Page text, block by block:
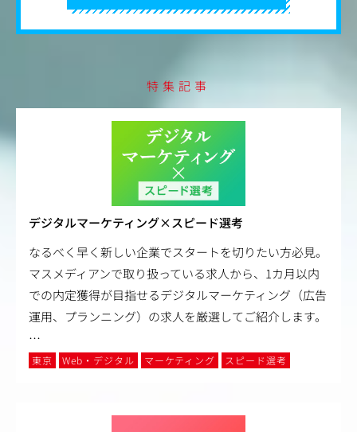
特集記事
デジタルマーケティング×スピード選考
なるべく早く新しい企業でスタートを切りたい方必見。
マスメディアンで取り扱っている求人から、1カ月以内
での内定獲得が目指せるデジタルマーケティング（広告
運用、プランニング）の求人を厳選してご紹介します。
…
東京 Web・デジタル マーケティング スピード選考